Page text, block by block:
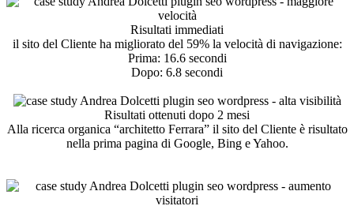
Risultati immediati
il sito del Cliente ha migliorato del 59% la velocità di navigazione:
Prima: 16.6 secondi
Dopo: 6.8 secondi
Risultati ottenuti dopo 2 mesi
Alla ricerca organica “architetto Ferrara” il sito del Cliente è risultato
nella prima pagina di Google, Bing e Yahoo.